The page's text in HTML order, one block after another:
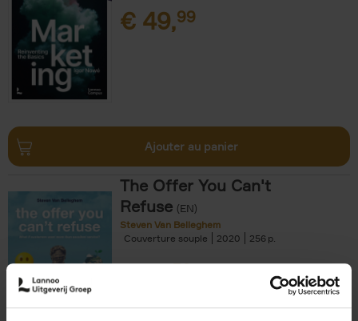
€ 49,99
Ajouter au panier
The Offer You Can't
Refuse (EN)
Steven Van Belleghem
Couverture souple
2020 256
€37,50